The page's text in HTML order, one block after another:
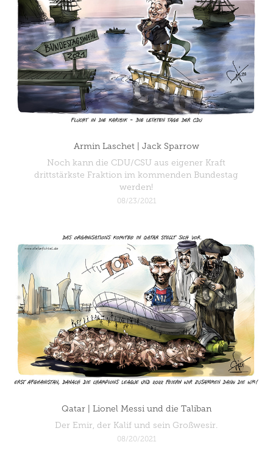
Armin Laschet | Jack Sparrow
Noch kann die CDU/CSU aus eigener Kraft
drittstärkste Fraktion im kommenden Bundestag
werden!
08/23/2021
Qatar | Lionel Messi und die Taliban
Der Emir, der Kalif und sein Großwesir.
08/20/2021